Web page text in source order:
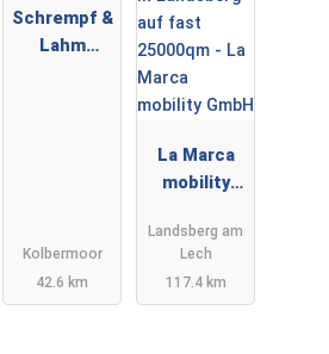
Schrempf &
Lahm
Kolbermoor
42.6 km
La Marca
mobility
Landsberg am
Lech
117.4 km